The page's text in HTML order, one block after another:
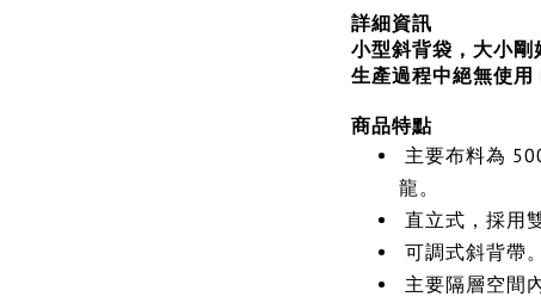
詳細資訊
小型斜背袋，大小剛
生產過程中絕無使用
商品特點
主要布料為
龍。
直立式，採用
可調式斜背帶。
主要隔層空間